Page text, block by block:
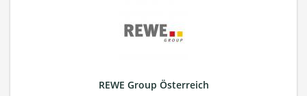
REWE Group Österreich